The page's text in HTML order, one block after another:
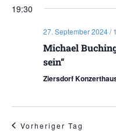
wählen.
19:30
27. September 2024 /
Michael
sein“
Ziersdorf
Vorheriger Tag